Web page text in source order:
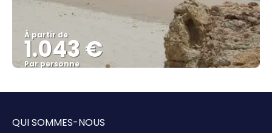
À partir de
1.043 €
Par personne
QUI SOMMES-NOUS